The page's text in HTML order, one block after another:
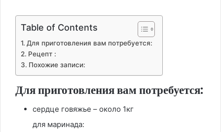
Table of Contents
Для приготовления вам потребуется:
Рецепт :
Похожие записи:
Для приготовления вам потребуется:
сердце говяжье – около 1кг
для маринада: